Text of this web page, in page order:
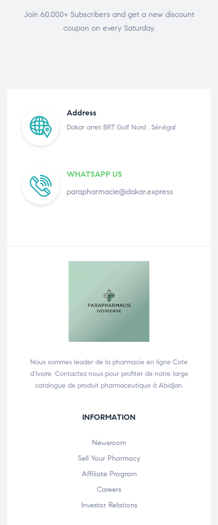
Join 60.000+ Subscribers and get a new discount
coupon on every Saturday.
Address
Dakar arret BRT Golf Nord , Sénégal
WHATSAPP US
parapharmacie@dakar.express
Nous sommes leader de la pharmacie en ligne Cote
d’Ivoire. Contactez nous pour profiter de notre large
catalogue de produit pharmaceutique à Abidjan.
INFORMATION
Newsroom
Sell Your Pharmacy
Affiliate Program
Careers
Investor Relations